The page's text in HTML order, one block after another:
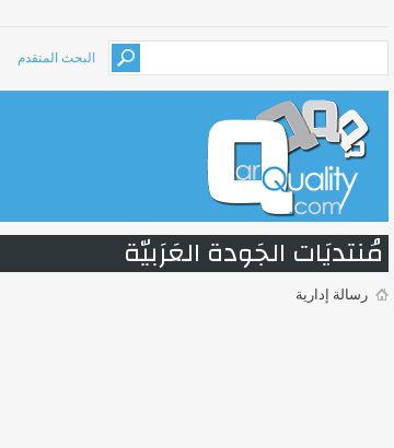
البحث المتقدم
مُنتديَات الجَودة العَرَبيّة
رسالة إدارية